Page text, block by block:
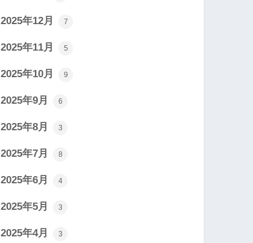
2025年12月 7
2025年11月 5
2025年10月 9
2025年9月 6
2025年8月 3
2025年7月 8
2025年6月 4
2025年5月 3
2025年4月 3